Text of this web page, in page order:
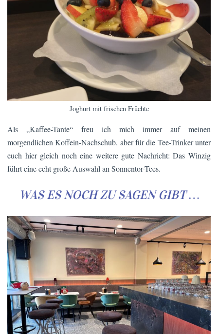
Joghurt mit frischen Früchte
Als „Kaffee-Tante“ freu ich mich immer auf meinen
morgendlichen Koffein-Nachschub, aber für die Tee-Trinker unter
euch hier gleich noch eine weitere gute Nachricht: Das Winzig
führt eine echt große Auswahl an Sonnentor-Tees.
WAS ES NOCH ZU SAGEN GIBT …